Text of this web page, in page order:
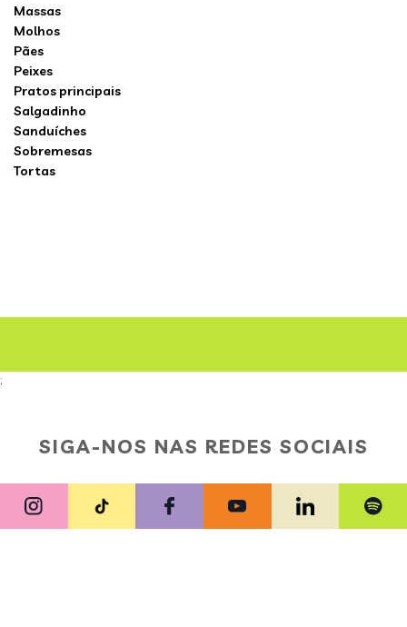
Massas
Molhos
Pães
Peixes
Pratos principais
Salgadinho
Sanduíches
Sobremesas
Tortas
;
SIGA-NOS NAS REDES SOCIAIS